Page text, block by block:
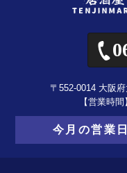
〒552-0014 大阪
【営業時
今月の営業